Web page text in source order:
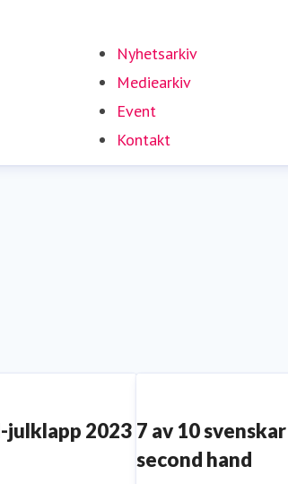
Nyhetsarkiv
Mediearkiv
Event
Kontakt
julklapp 2023 7 av 10
second hand